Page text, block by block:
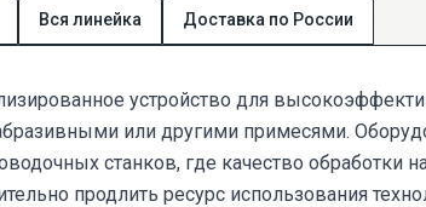
Вся линейка Доставка по России
устройство для
или другими примесями.
станков, где качество обработки
продлить ресурс использования